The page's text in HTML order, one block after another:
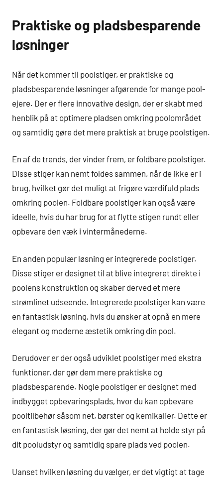
Praktiske og pladsbesparende
løsninger
Når det kommer til poolstiger, er praktiske og
pladsbesparende løsninger afgørende for mange pool-
ejere. Der er flere innovative design, der er skabt med
henblik på at optimere pladsen omkring poolområdet
og samtidig gøre det mere praktisk at bruge poolstigen.
En af de trends, der vinder frem, er foldbare poolstiger.
Disse stiger kan nemt foldes sammen, når de ikke er i
brug, hvilket gør det muligt at frigøre værdifuld plads
omkring poolen. Foldbare poolstiger kan også være
ideelle, hvis du har brug for at flytte stigen rundt eller
opbevare den væk i vintermånederne.
En anden populær løsning er integrerede poolstiger.
Disse stiger er designet til at blive integreret direkte i
poolens konstruktion og skaber derved et mere
strømlinet udseende. Integrerede poolstiger kan være
en fantastisk løsning, hvis du ønsker at opnå en mere
elegant og moderne æstetik omkring din pool.
Derudover er der også udviklet poolstiger med ekstra
funktioner, der gør dem mere praktiske og
pladsbesparende. Nogle poolstiger er designet med
indbygget opbevaringsplads, hvor du kan opbevare
pooltilbehør såsom net, børster og kemikalier. Dette er
en fantastisk løsning, der gør det nemt at holde styr på
dit pooludstyr og samtidig spare plads ved poolen.
Uanset hvilken løsning du vælger, er det vigtigt at tage